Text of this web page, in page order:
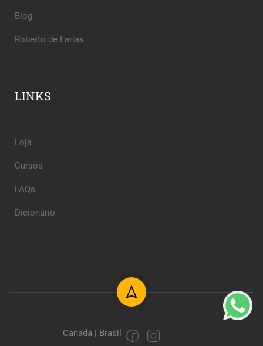
Blog
Roberto de Farias
LINKS
Loja
Cursos
FAQs
Dicionário
Canadá | Brasil